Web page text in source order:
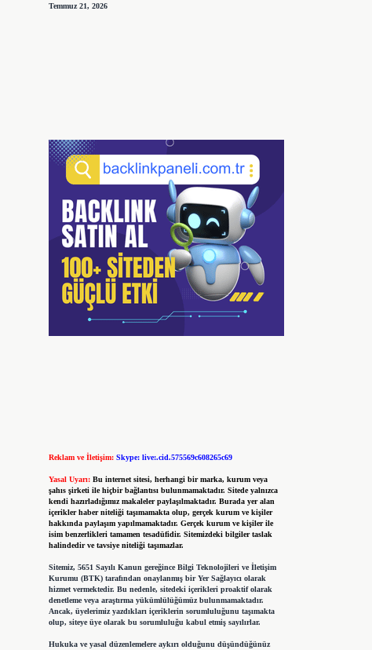
Temmuz 21, 2026
Reklam ve İletişim: Skype: live:.cid.575569c608265c69
Yasal Uyarı: Bu internet sitesi, herhangi bir marka, kurum veya
şahıs şirketi ile hiçbir bağlantısı bulunmamaktadır. Sitede yalnızca
kendi hazırladığımız makaleler paylaşılmaktadır. Burada yer alan
içerikler haber niteliği taşımamakta olup, gerçek kurum ve kişiler
hakkında paylaşım yapılmamaktadır. Gerçek kurum ve kişiler ile
isim benzerlikleri tamamen tesadüfidir. Sitemizdeki bilgiler taslak
halindedir ve tavsiye niteliği taşımazlar.
Sitemiz, 5651 Sayılı Kanun gereğince Bilgi Teknolojileri ve İletişim
Kurumu (BTK) tarafından onaylanmış bir Yer Sağlayıcı olarak
hizmet vermektedir. Bu nedenle, sitedeki içerikleri proaktif olarak
denetleme veya araştırma yükümlülüğümüz bulunmamaktadır.
Ancak, üyelerimiz yazdıkları içeriklerin sorumluluğunu taşımakta
olup, siteye üye olarak bu sorumluluğu kabul etmiş sayılırlar.
Hukuka ve yasal düzenlemelere aykırı olduğunu düşündüğünüz